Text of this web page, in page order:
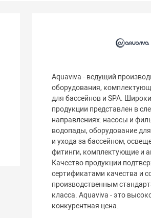
Aquaviva - ведущий
оборудования,
для бассейнов и SPA.
продукции представлен в
направлениях: насосы и
водопады, оборудование
и ухода за бассейном,
фитинги, комплектующие и
Качество продукции
сертификатами качества и
производственным
класса. Aquaviva - это
конкурентная цена.